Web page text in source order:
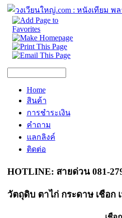
Home
สินค้า
การชำระเงิน
คำถาม
แลกลิงค์
ติดต่อ
HOTLINE: สายด่วน 081-
วัตถุดิบ ตาไก่ กระดาษ เชือก